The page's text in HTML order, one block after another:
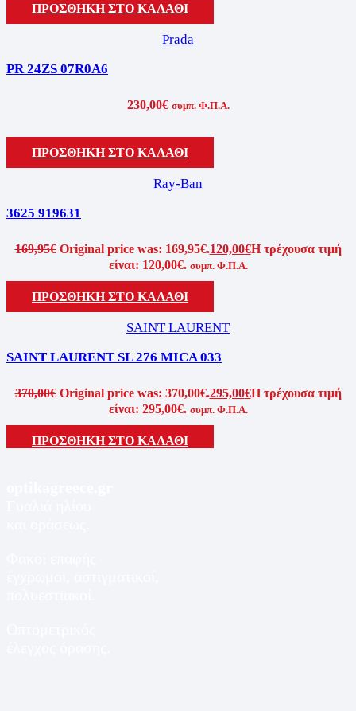
ΠΡΟΣΘΗΚΗ ΣΤΟ ΚΑΛΑΘΙ
Prada
PR 24ZS 07R0A6
230,00€ συμπ. Φ.Π.Α.
ΠΡΟΣΘΗΚΗ ΣΤΟ ΚΑΛΑΘΙ
Ray-Ban
3625 919631
169,95€ Original price was: 169,95€.120,00€Η τρέχουσα τιμή
είναι: 120,00€. συμπ. Φ.Π.Α.
ΠΡΟΣΘΗΚΗ ΣΤΟ ΚΑΛΑΘΙ
SAINT LAURENT
SAINT LAURENT SL 276 MICA 033
370,00€ Original price was: 370,00€.295,00€Η τρέχουσα τιμή
είναι: 295,00€. συμπ. Φ.Π.Α.
ΠΡΟΣΘΗΚΗ ΣΤΟ ΚΑΛΑΘΙ